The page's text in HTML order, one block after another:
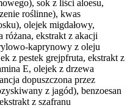
sok z liści aloesu,
roślinne), kwas
olejek migdałowy,
różana, ekstrakt z akacji
kaprynowy z oleju
z pestek grejpfruta, ekstrakt z
E, olejek z drzewa
dopuszczona przez
z jagód), benzoesan
z szafranu